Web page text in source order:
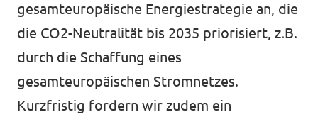
gesamteuropäische Energiestrategie an, die
die CO2-Neutralität bis 2035 priorisiert, z.B.
durch die Schaffung eines
gesamteuropäischen Stromnetzes.
Kurzfristig fordern wir zudem ein